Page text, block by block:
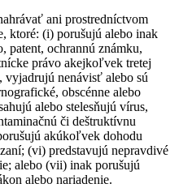
ani prostredníctvom
ktoré: (i) porušujú alebo inak
patent, ochrannú známku,
právo akejkoľvek tretej
vyjadrujú nenávisť alebo sú
obscénne alebo
alebo stelesňujú vírus,
či deštruktívnu
akúkoľvek dohodu
(vi) predstavujú nepravdivé
alebo (vii) inak porušujú
alebo nariadenie.